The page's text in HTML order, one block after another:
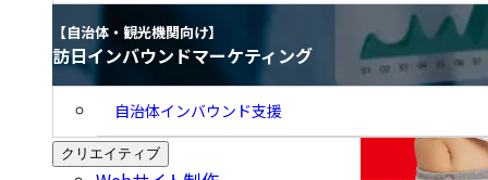
【自治体・観光機関向け】
訪日インバウンドマーケティング
【自治体・観光機関
訪日インバウンドマーケ
自治体インバウンド支援
クリエイティブ